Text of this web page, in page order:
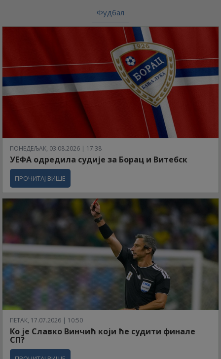
Фудбал
ПОНЕДЕЉАК, 03.08.2026 | 17:38
УЕФА одредила судије за Борац и Витебск
ПРОЧИТАЈ ВИШЕ
ПЕТАК, 17.07.2026 | 10:50
Ко је Славко Винчић који ће судити финале
СП?